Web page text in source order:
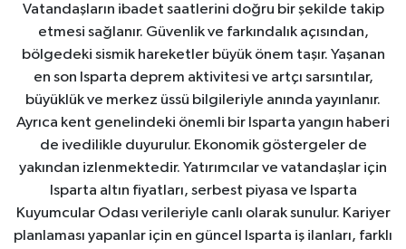
Vatandaşların ibadet saatlerini doğru bir şekilde takip
etmesi sağlanır. Güvenlik ve farkındalık açısından,
bölgedeki sismik hareketler büyük önem taşır. Yaşanan
en son Isparta deprem aktivitesi ve artçı sarsıntılar,
büyüklük ve merkez üssü bilgileriyle anında yayınlanır.
Ayrıca kent genelindeki önemli bir Isparta yangın haberi
de ivedilikle duyurulur. Ekonomik göstergeler de
yakından izlenmektedir. Yatırımcılar ve vatandaşlar için
Isparta altın fiyatları, serbest piyasa ve Isparta
Kuyumcular Odası verileriyle canlı olarak sunulur. Kariyer
planlaması yapanlar için en güncel Isparta iş ilanları, farklı